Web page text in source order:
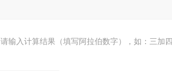
请输入计算结果（填写阿拉伯数字），如：三加